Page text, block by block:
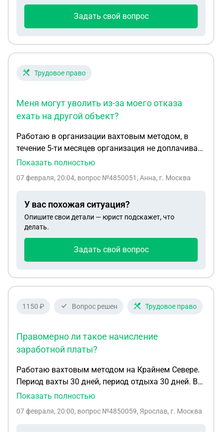
удерживались с черной части заработной платы,
из подтверждения только переписки и свидетели.
платежи в части оплаты стоимости автомобиля ,
год?
Задать свой вопрос
Трудовое право
Меня могут уволить из-за моего отказа
ехать на другой объект?
Работаю в организации вахтовым методом, в
течение 5-ти месяцев организация не доплачивает
заработную плату, на сегодняшний день долг
93305тыс. Также не оплачен отпуск на 2 недели,
По приезду на объект, после междувахтового
отдыха, сообщили, что меня переводят на другой
объект (без моего согласия). Какие должны быть
из-за моего отказа ехать на другой объект? Вахта
Показать полностью
07 февраля, 20:04, вопрос №4850051, Анна, г. Москва
У вас похожая ситуация?
Опишите свои детали — юрист подскажет, что
делать.
Задать свой вопрос
1150 ₽ Вопрос решен Трудовое право
Правомерно ли такое начисление
заработной платы?
Работаю вахтовым методом на Крайнем Севере.
Период вахты 30 дней, период отдыха 30 дней. В
период вахты установлен 10 часовой рабочий
рабочего времени установлен учетный период
Показать полностью
07 февраля, 20:00, вопрос №4850059, Ярослав, г. Москва